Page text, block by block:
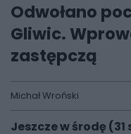
Odwołano
Gliwic.
zastępczą
Michał Wroński
Jeszcze w środę